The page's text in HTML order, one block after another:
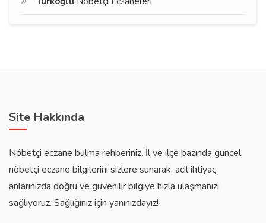
Site Hakkında
Nöbetçi eczane bulma rehberiniz. İl ve ilçe bazında güncel
nöbetçi eczane bilgilerini sizlere sunarak, acil ihtiyaç
anlarınızda doğru ve güvenilir bilgiye hızla ulaşmanızı
sağlıyoruz. Sağlığınız için yanınızdayız!